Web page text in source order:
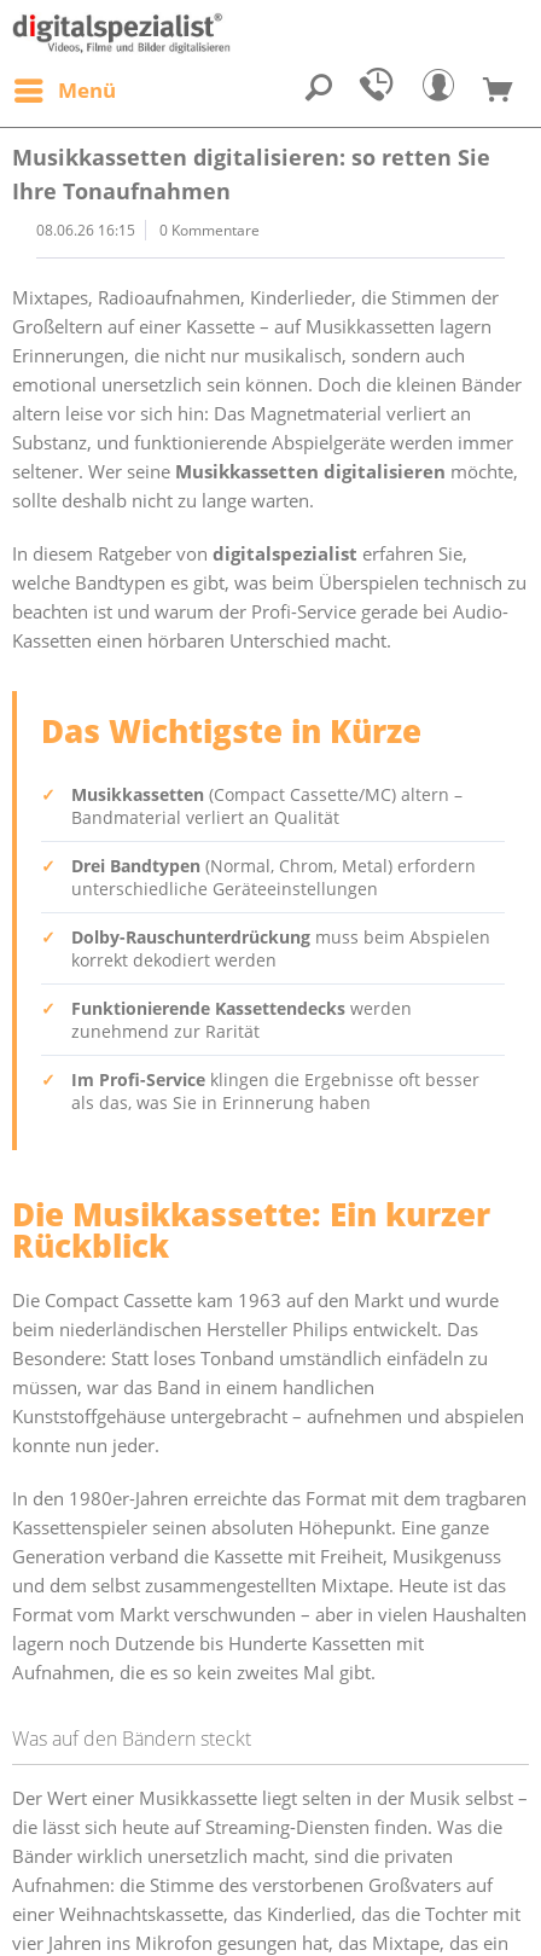
Menü
Musikkassetten digitalisieren: so retten Sie
Ihre Tonaufnahmen
08.06.26 16:15 0 Kommentare
Mixtapes, Radioaufnahmen, Kinderlieder, die Stimmen der
Großeltern auf einer Kassette – auf Musikkassetten lagern
Erinnerungen, die nicht nur musikalisch, sondern auch
emotional unersetzlich sein können. Doch die kleinen Bänder
altern leise vor sich hin: Das Magnetmaterial verliert an
Substanz, und funktionierende Abspielgeräte werden immer
seltener. Wer seine Musikkassetten digitalisieren möchte,
sollte deshalb nicht zu lange warten.
In diesem Ratgeber von digitalspezialist erfahren Sie,
welche Bandtypen es gibt, was beim Überspielen technisch zu
beachten ist und warum der Profi-Service gerade bei Audio-
Kassetten einen hörbaren Unterschied macht.
Das Wichtigste in Kürze
✓ Musikkassetten (Compact Cassette/MC) altern –
Bandmaterial verliert an Qualität
✓ Drei Bandtypen (Normal, Chrom, Metal) erfordern
unterschiedliche Geräteeinstellungen
✓ Dolby-Rauschunterdrückung muss beim Abspielen
korrekt dekodiert werden
✓ Funktionierende Kassettendecks werden
zunehmend zur Rarität
✓ Im Profi-Service klingen die Ergebnisse oft besser
als das, was Sie in Erinnerung haben
Die Musikkassette: Ein kurzer
Rückblick
Die Compact Cassette kam 1963 auf den Markt und wurde
beim niederländischen Hersteller Philips entwickelt. Das
Besondere: Statt loses Tonband umständlich einfädeln zu
müssen, war das Band in einem handlichen
Kunststoffgehäuse untergebracht – aufnehmen und abspielen
konnte nun jeder.
In den 1980er-Jahren erreichte das Format mit dem tragbaren
Kassettenspieler seinen absoluten Höhepunkt. Eine ganze
Generation verband die Kassette mit Freiheit, Musikgenuss
und dem selbst zusammengestellten Mixtape. Heute ist das
Format vom Markt verschwunden – aber in vielen Haushalten
lagern noch Dutzende bis Hunderte Kassetten mit
Aufnahmen, die es so kein zweites Mal gibt.
Was auf den Bändern steckt
Der Wert einer Musikkassette liegt selten in der Musik selbst –
die lässt sich heute auf Streaming-Diensten finden. Was die
Bänder wirklich unersetzlich macht, sind die privaten
Aufnahmen: die Stimme des verstorbenen Großvaters auf
einer Weihnachtskassette, das Kinderlied, das die Tochter mit
vier Jahren ins Mikrofon gesungen hat, das Mixtape, das ein